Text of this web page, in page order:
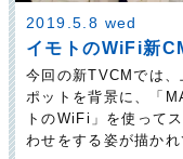
2019.5.8 wed
イモトのWiFi新
今回の新TVCMでは
ポットを背景に、「
トのWiFi」を使って
わせをする姿が描かれ